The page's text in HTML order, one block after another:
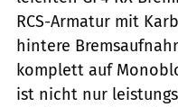
RCS-Armatur mit
hintere
komplett auf
ist nicht nur